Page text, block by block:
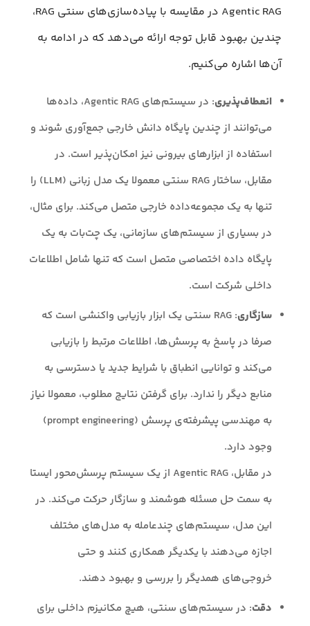
Agentic RAG در مقایسه با پیاده‌سازی‌های سنتی RAG،
چندین بهبود قابل توجه ارائه می‌دهد که در ادامه به
آن‌ها اشاره می‌کنیم.
انعطاف‌پذیری
: در سیستم‌های Agentic RAG، داده‌ها
می‌توانند از چندین پایگاه دانش خارجی جمع‌آوری شوند و
استفاده از ابزارهای بیرونی نیز امکان‌پذیر است. در
مقابل، ساختار RAG سنتی معمولا یک مدل زبانی (LLM) را
تنها به یک مجموعه‌داده خارجی متصل می‌کند. برای مثال،
در بسیاری از سیستم‌های سازمانی، یک چت‌بات به یک
پایگاه داده اختصاصی متصل است که تنها شامل اطلاعات
داخلی شرکت است.
سازگاری
: RAG سنتی یک ابزار بازیابی واکنشی است که
صرفا در پاسخ به پرسش‌ها، اطلاعات مرتبط را بازیابی
می‌کند و توانایی انطباق با شرایط جدید یا دسترسی به
منابع دیگر را ندارد. برای گرفتن نتایج مطلوب، معمولا نیاز
به مهندسی پیشرفته‌ی پرسش (prompt engineering)
وجود دارد.
در مقابل، Agentic RAG از یک سیستم پرسش‌محور ایستا
به سمت حل مسئله هوشمند و سازگار حرکت می‌کند. در
این مدل، سیستم‌های چندعامله به مدل‌های مختلف
اجازه می‌دهند با یکدیگر همکاری کنند و حتی
خروجی‌های همدیگر را بررسی و بهبود دهند.
دقت: در سیستم‌های سنتی، هیچ مکانیزم داخلی برای